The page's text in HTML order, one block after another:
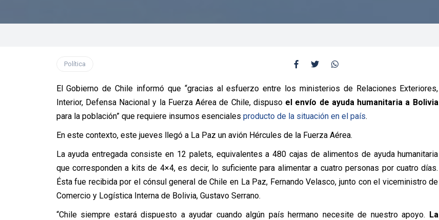
Política
El Gobierno de Chile informó que “gracias al esfuerzo entre los ministerios de Relaciones Exteriores,
Interior, Defensa Nacional y la Fuerza Aérea de Chile, dispuso el envío de ayuda humanitaria a Bolivia
para la población” que requiere insumos esenciales producto de la situación en el país.
En este contexto, este jueves llegó a La Paz un avión Hércules de la Fuerza Aérea.
La ayuda entregada consiste en 12 palets, equivalentes a 480 cajas de alimentos de ayuda humanitaria
que corresponden a kits de 4×4, es decir, lo suficiente para alimentar a cuatro personas por cuatro días.
Ésta fue recibida por el cónsul general de Chile en La Paz, Fernando Velasco, junto con el viceministro de
Comercio y Logística Interna de Bolivia, Gustavo Serrano.
“Chile siempre estará dispuesto a ayudar cuando algún país hermano necesite de nuestro apoyo. La